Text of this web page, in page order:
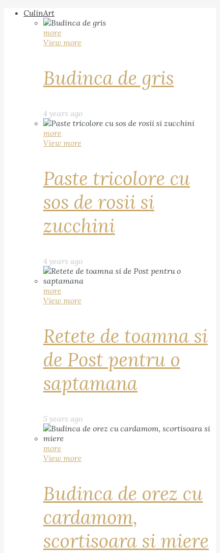
CulinArt
more
View more
Budinca de gris
4 years ago
more
View more
Paste tricolore cu
sos de rosii si
zucchini
4 years ago
more
View more
Retete de toamna si
de Post pentru o
saptamana
5 years ago
more
View more
Budinca de orez cu
cardamom,
scortisoara si miere